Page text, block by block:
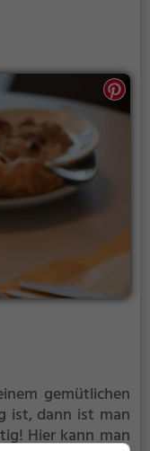
ob man sich für
Speisen oder für
hier wird man
gemütlichen
ist, dann ist man
Hier kann man